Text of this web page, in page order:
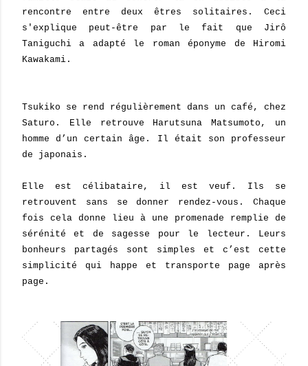
rencontre entre deux êtres solitaires. Ceci
s'explique peut-être par le fait que Jirô
Taniguchi a adapté le roman éponyme de Hiromi
Kawakami .
Tsukiko se rend régulièrement dans un café, chez
Saturo. Elle retrouve Harutsuna Matsumoto, un
homme d’un certain âge. Il était son professeur
de japonais.
Elle est célibataire, il est veuf. Ils se
retrouvent sans se donner rendez-vous. Chaque
fois cela donne lieu à une promenade remplie de
sérénité et de sagesse pour le lecteur. Leurs
bonheurs partagés sont simples et c’est cette
simplicité qui happe et transporte page après
page.